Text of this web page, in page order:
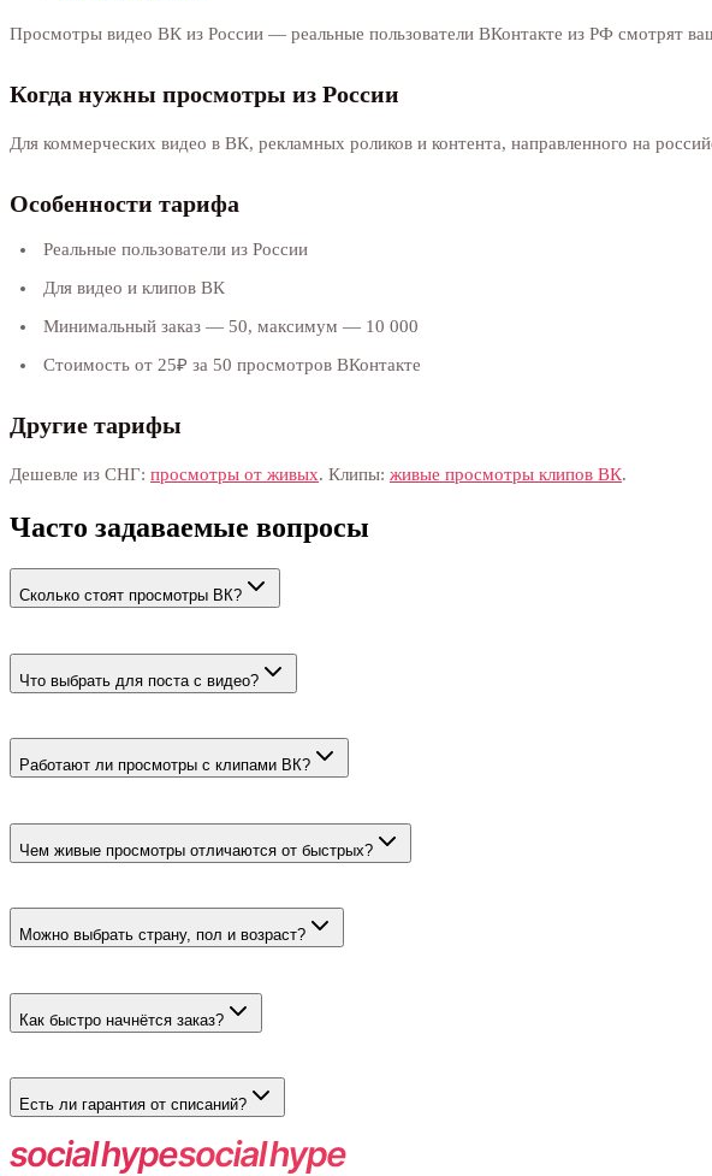
Просмотры видео ВК из России — реальные пользователи ВКонтакте из РФ смотрят
Когда нужны просмотры из России
Для коммерческих видео в ВК, рекламных роликов и контента, направленного на
Особенности тарифа
Реальные пользователи из России
Для видео и клипов ВК
Минимальный заказ — 50, максимум — 10 000
Стоимость от 25₽ за 50 просмотров ВКонтакте
Другие тарифы
Дешевле из СНГ: просмотры от живых. Клипы: живые просмотры клипов ВК.
Часто задаваемые вопросы
Сколько стоят просмотры ВК?
Что выбрать для поста с видео?
Работают ли просмотры с клипами ВК?
Чем живые просмотры отличаются от быстрых?
Можно выбрать страну, пол и возраст?
Как быстро начнётся заказ?
Есть ли гарантия от списаний?
Нет. Формальной гарантии восстановления нет, а у быстрого тарифа на видео прямо